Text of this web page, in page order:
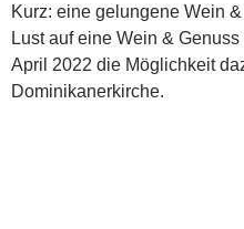
Kurz: eine gelungene Wein
Lust auf eine Wein &
April 2022 die Möglichkeit
Dominikanerkirche.